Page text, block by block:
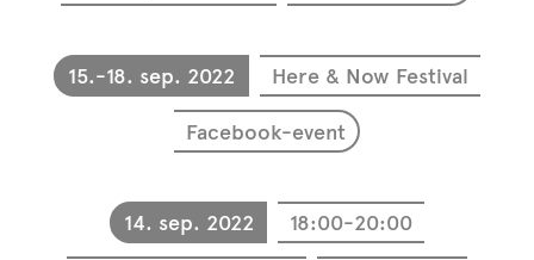
15.-18. sep. 2022 Here & Now Festival
Facebook-event
14. sep. 2022 18:00-20:00